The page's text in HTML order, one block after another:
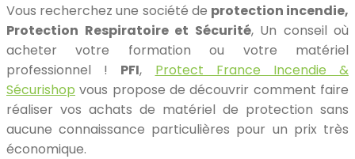
Vous recherchez une société de protection incendie,
Protection Respiratoire et Sécurité, Un conseil où
acheter votre formation ou votre matériel
professionnel ! PFI, Protect France Incendie &
Sécurishop vous propose de découvrir comment faire
réaliser vos achats de matériel de protection sans
aucune connaissance particulières pour un prix très
économique.